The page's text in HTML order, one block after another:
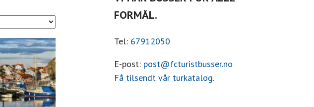
FORMÅL.
Tel: 67912050
E-post: post@fcturistbusser.no
Få tilsendt vår turkatalog.